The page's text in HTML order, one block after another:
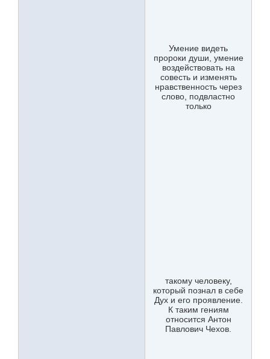
Умение видеть
пророки души, умение
воздействовать на
совесть и изменять
нравственность через
слово, подвластно
только
такому человеку,
который познал в себе
Дух и его проявление.
К таким гениям
относится Антон
Павлович Чехов.